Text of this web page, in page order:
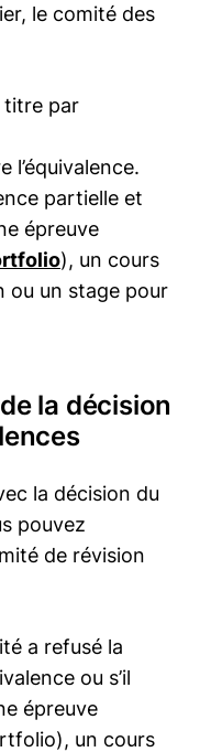
le comité des
titre par
l’équivalence.
partielle et
épreuve
), un cours
ou un stage pour
la décision
la décision du
pouvez
de révision
a refusé la
ou s’il
épreuve
un cours